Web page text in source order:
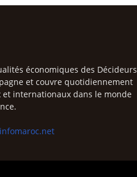
économiques des Décideurs
et couvre quotidiennement
et internationaux dans le monde